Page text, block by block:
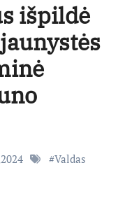
išpildė
#Valdas